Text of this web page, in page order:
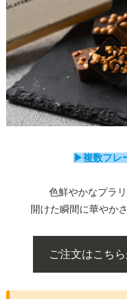
▶複数フレ
色鮮やかなプラ
開けた瞬間に華やか
ご注文はこち